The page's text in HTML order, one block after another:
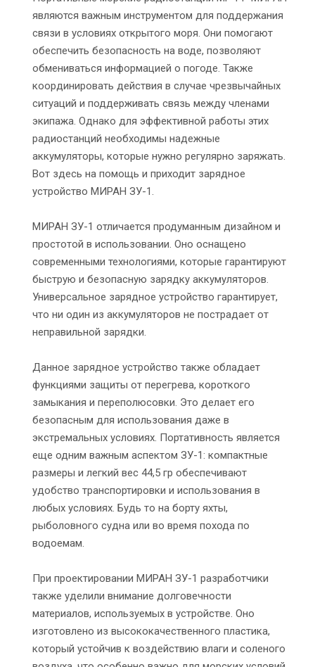
являются важным инструментом для поддержания
связи в условиях открытого моря. Они помогают
обеспечить безопасность на воде, позволяют
обмениваться информацией о погоде. Также
координировать действия в случае чрезвычайных
ситуаций и поддерживать связь между членами
экипажа. Однако для эффективной работы этих
радиостанций необходимы надежные
аккумуляторы, которые нужно регулярно заряжать.
Вот здесь на помощь и приходит зарядное
устройство МИРАН ЗУ-1.
МИРАН ЗУ-1 отличается продуманным дизайном и
простотой в использовании. Оно оснащено
современными технологиями, которые гарантируют
быструю и безопасную зарядку аккумуляторов.
Универсальное зарядное устройство гарантирует,
что ни один из аккумуляторов не пострадает от
неправильной зарядки.
Данное зарядное устройство также обладает
функциями защиты от перегрева, короткого
замыкания и переполюсовки. Это делает его
безопасным для использования даже в
экстремальных условиях. Портативность является
еще одним важным аспектом ЗУ-1: компактные
размеры и легкий вес 44,5 гр обеспечивают
удобство транспортировки и использования в
любых условиях. Будь то на борту яхты,
рыболовного судна или во время похода по
водоемам.
При проектировании МИРАН ЗУ-1 разработчики
также уделили внимание долговечности
материалов, используемых в устройстве. Оно
изготовлено из высококачественного пластика,
который устойчив к воздействию влаги и соленого